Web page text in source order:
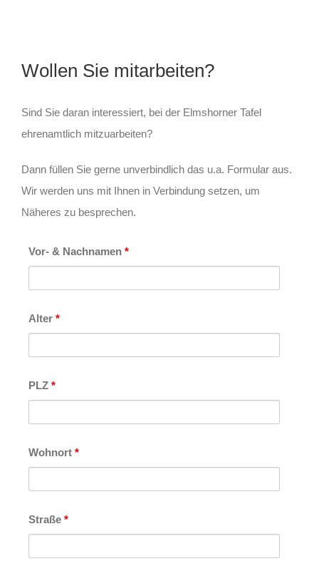
Wollen Sie mitarbeiten?
Sind Sie daran interessiert, bei der Elmshorner Tafel
ehrenamtlich mitzuarbeiten?
Dann füllen Sie gerne unverbindlich das u.a. Formular aus.
Wir werden uns mit Ihnen in Verbindung setzen, um
Näheres zu besprechen.
Vor- & Nachnamen *
Alter *
PLZ *
Wohnort *
Straße *